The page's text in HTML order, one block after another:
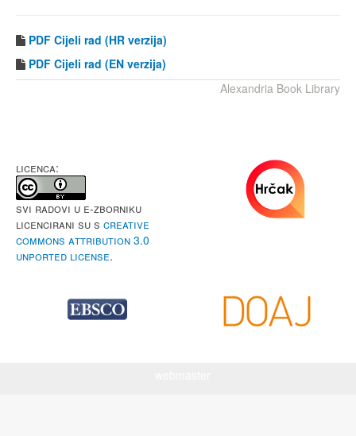
PDF Cijeli rad (HR verzija)
PDF Cijeli rad (EN verzija)
Alexandria Book Library
LICENCA:
Svi radovi u e-Zborniku
licencirani su s Creative
Commons Attribution 3.0
Unported License.